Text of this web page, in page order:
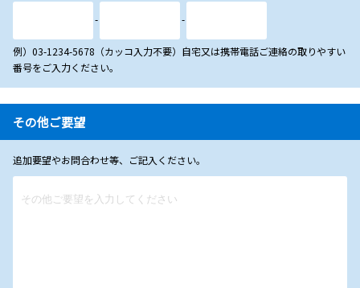
- -
例）03-1234-5678（カッコ入力不要）自宅又は携帯電話ご連絡の取りやすい
番号をご入力ください。
その他ご要望
追加要望やお問合わせ等、ご記入ください。